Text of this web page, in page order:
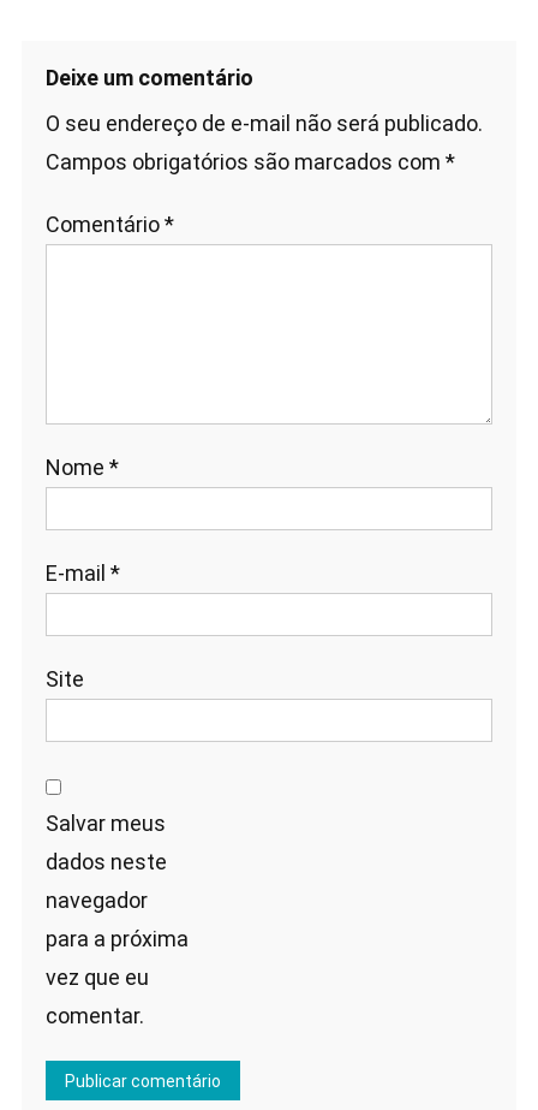
Deixe um comentário
O seu endereço de e-mail não será publicado.
Campos obrigatórios são marcados com *
Comentário*
Nome *
E-mail *
Site
Salvar meus
dados neste
navegador
para a próxima
vez que eu
comentar.